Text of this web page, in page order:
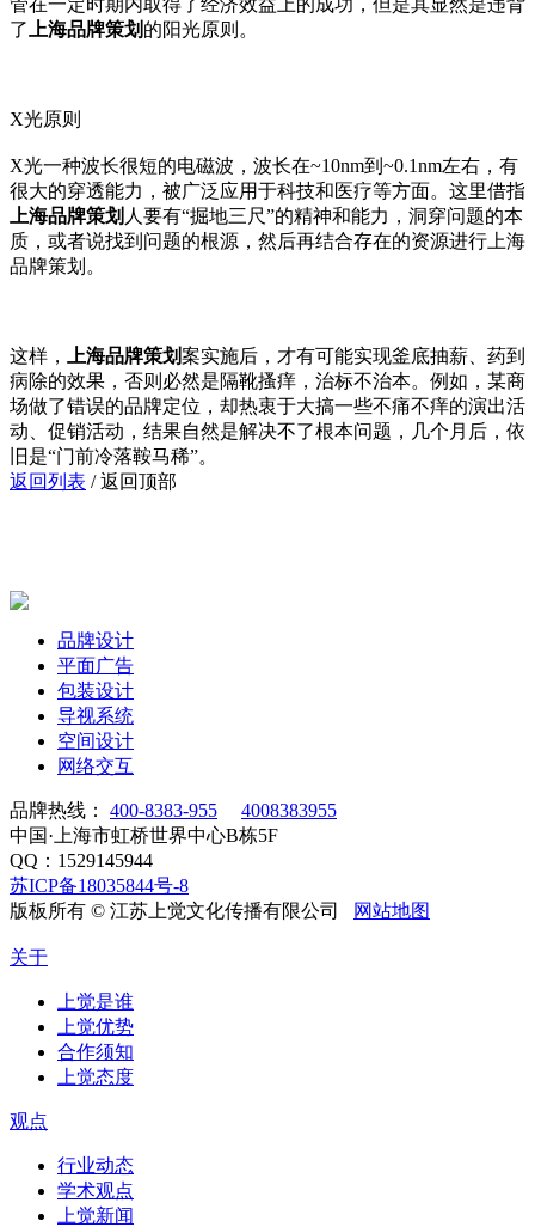
管在一定时期内取得了经济效益上的成功，但是其显然是违背
了
上海品牌策划 的阳光原则。
X光原则
X光一种波长很短的电磁波，波长在~10nm到~0.1nm左右，有
很大的穿透能力，被广泛应用于科技和医疗等方面。这里借指
上海品牌策划 人要有“掘地三尺”的精神和能力，洞穿问题的本
质，或者说找到问题的根源，然后再结合存在的资源进行上海
品牌策划。
这样， 上海品牌策划案实施后，才有可能实现釜底抽薪、药到
病除的效果，否则必然是隔靴搔痒，治标不治本。例如，某商
场做了错误的品牌定位，却热衷于大搞一些不痛不痒的演出活
动、促销活动，结果自然是解决不了根本问题，几个月后，依
旧是“门前冷落鞍马稀”。
返回列表 / 返回顶部
品牌设计
平面广告
包装设计
导视系统
空间设计
网络交互
品牌热线： 400-8383-955
4008383955
中国·上海市虹桥世界中心B栋5F
QQ：1529145944
苏ICP备18035844号-8
版板所有 © 江苏上觉文化传播有限公司
网站地图
关于
上觉是谁
上觉优势
合作须知
上觉态度
观点
行业动态
学术观点
上觉新闻